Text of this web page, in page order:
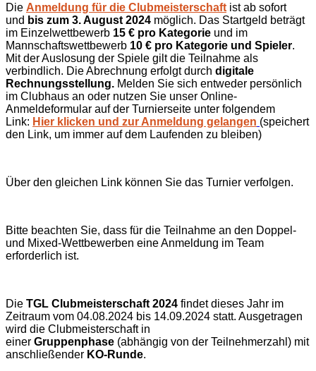
Die Anmeldung für die Clubmeisterschaft ist ab sofort
und bis zum 3. August 2024 möglich. Das Startgeld beträgt
im Einzelwettbewerb 15 € pro Kategorie und im
Mannschaftswettbewerb 10 € pro Kategorie und Spieler.
Mit der Auslosung der Spiele gilt die Teilnahme als
verbindlich. Die Abrechnung erfolgt durch digitale
Rechnungsstellung. Melden Sie sich entweder persönlich
im Clubhaus an oder nutzen Sie unser Online-
Anmeldeformular auf der Turnierseite unter folgendem
Link: Hier klicken und zur Anmeldung gelangen (speichert
den Link, um immer auf dem Laufenden zu bleiben)
Über den gleichen Link können Sie das Turnier verfolgen.
Bitte beachten Sie, dass für die Teilnahme an den Doppel-
und Mixed-Wettbewerben eine Anmeldung im Team
erforderlich ist.
Die TGL Clubmeisterschaft 2024 findet dieses Jahr im
Zeitraum vom 04.08.2024 bis 14.09.2024 statt. Ausgetragen
wird die Clubmeisterschaft in
einer Gruppenphase (abhängig von der Teilnehmerzahl) mit
anschließender KO-Runde.